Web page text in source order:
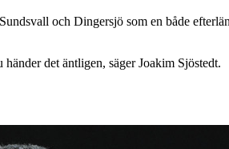
och Dingersjö som en både
det äntligen, säger Joakim Sjöstedt.